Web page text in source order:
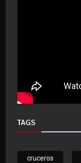
TAGS
cruceros